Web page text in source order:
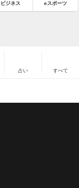
ビジネス eスポーツ
占い すべて